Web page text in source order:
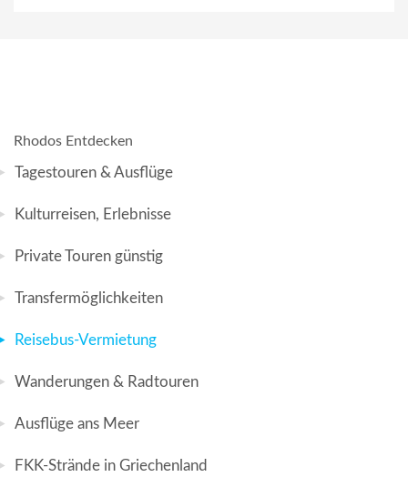
Rhodos Entdecken
Tagestouren & Ausflüge
Kulturreisen, Erlebnisse
Private Touren günstig
Transfermöglichkeiten
Reisebus-Vermietung
Wanderungen & Radtouren
Ausflüge ans Meer
FKK-Strände in Griechenland